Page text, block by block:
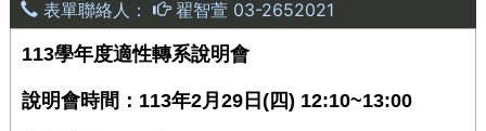
表單聯絡人：
翟智萱 03-2652021
113學年度適性轉系說明會
說明會時間：113年2月29日(四) 12:10~13:00